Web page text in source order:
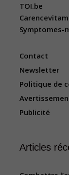
TOI.be
Symptomes-
Contact
Newsletter
Politique de
Publicité
Articles